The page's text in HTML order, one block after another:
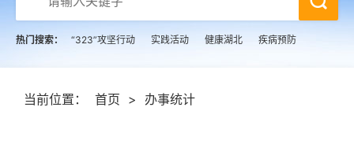
热门搜索： “323”攻坚行动 实践活动 健康湖北 疾病预防
当前位置： 首页 > 办事统计